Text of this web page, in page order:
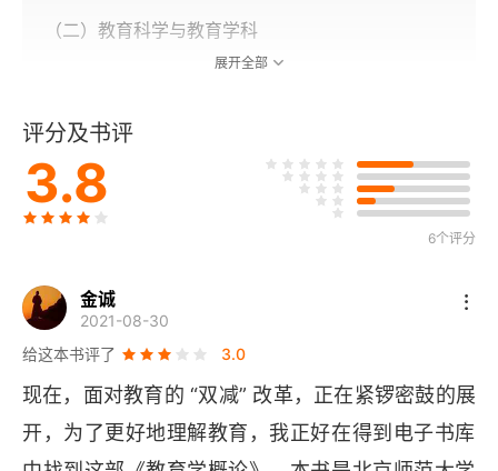
（二）教育科学与教育学科
（四）教育活动与教育事业
（五）教育经验与教育规律
（七）教育流派和教育思潮
（八）教育方针与教育政策
二、教育学的基本问题
（一）教育学的研究对象问题
展开全部
评分及书评
3.8
6个评分
金诚
2021-08-30
给这本书评了
3.0
现在，面对教育的 “双减” 改革，正在紧锣密鼓的展
开，为了更好地理解教育，我正好在得到电子书库